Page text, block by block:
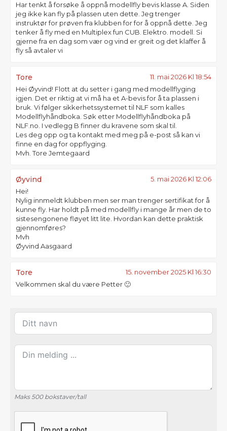
Har tenkt å forsøke å oppnå modellfly bevis klasse A. Siden
jeg ikke kan fly på plassen uten dette. Jeg trenger
instruktør for prøven fra klubben for for å oppnå dette. Jeg
tenker å fly med en Multiplex fun CUB. Elektro. modell. Si
gjerne fra en dag som vær og vind er greit og det klaffer å
fly så avtaler vi
Tore 11. mai 2026 Kl 18:54
Hei Øyvind! Flott at du setter i gang med modellflyging
igjen. Det er riktig at vi må ha et A-bevis for å ta plassen i
bruk. Vi følger sikkerhetssystemet til NLF som kalles
Modellflyhåndboka. Søk etter Modellflyhåndboka på
NLF.no. I vedlegg B finner du kravene som skal til.
Les deg opp og ta kontakt med meg på e-post så kan vi
finne en dag for oppflyging.
Mvh. Tore Jemtegaard
Øyvind 5. mai 2026 Kl 12:06
Hei!
Nylig innmeldt klubben men ser man trenger sertifikat for å
kunne fly. Har holdt på med modellfly i mange år men de to
sistesengonene fløyet litt lite. Hvordan kan dette praktisk
gjennomføres?
Mvh
Øyvind Aasgaard
Tore 15. november 2025 Kl 16:30
Velkommen skal du være Petter 🙂
Maks 500 bokstaver/tall